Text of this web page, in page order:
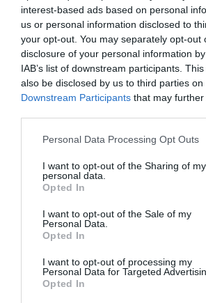
interest-based ads based on personal
us or personal information disclosed to
your opt-out. You may separately opt-out
disclosure of your personal information
IAB’s list of downstream participants.
also be disclosed by us to third parties on
Downstream Participants that may
Personal Data Processing Opt Outs
I want to opt-out of the Sharing of my
personal data.
Opted In
I want to opt-out of the Sale of my
Personal Data.
Opted In
I want to opt-out of processing my
Personal Data for Targeted
Opted In